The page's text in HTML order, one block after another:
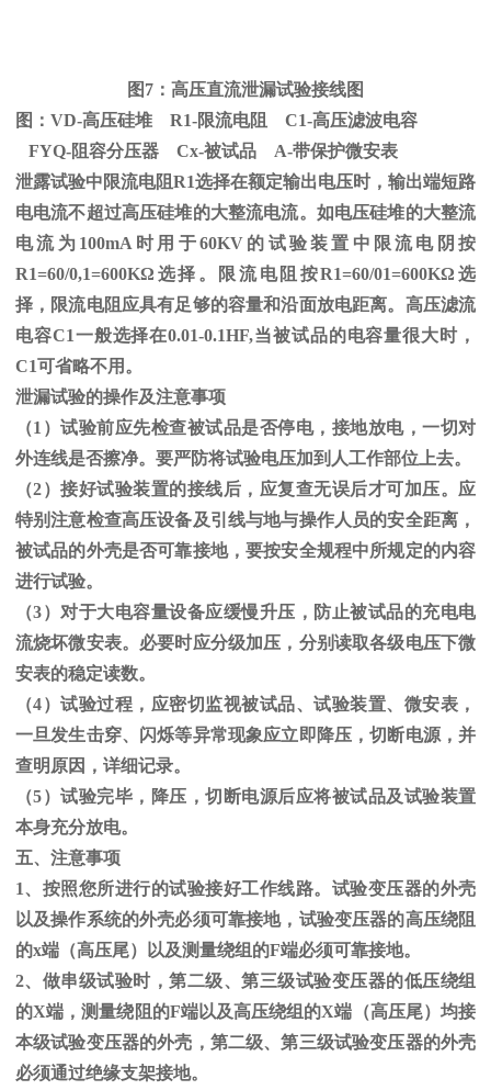
图 7 ：高压直流泄漏试验接线图
图： VD-高压硅堆 R1-限流电阻 C1-高压滤波电容
FYQ-阻容分压器 Cx-被试品 A-带保护微安表
泄露试验中限流电阻R1选择在额定输出电压时，输出端短路
电电流不超过高压硅堆的大整流电流。如电压硅堆的大整流
电流为 100mA 时用于60KV的试验装置中限流电阴按
R1=60/0,1=600KΩ 选择。限流电阻按R1=60/01=600KΩ选
择，限流电阻应具有足够的容量和沿面放电距离。高压滤流
电容C1一般选择在0.01-0.1HF,当被试品的电容量很大时，
C1可省略不用。
泄漏试验的操作及注意事项
（1）试验前应先检查被试品是否停电，接地放电，一切对
外连线是否擦净。要严防将试验电压加到人工作部位上去。
（2）接好试验装置的接线后，应复查无误后才可加压。应
特别注意检查高压设备及引线与地与操作人员的安全距离，
被试品的外壳是否可靠接地，要按安全规程中所规定的内容
进行试验。
（3）对于大电容量设备应缓慢升压，防止被试品的充电电
流烧坏微安表。必要时应分级加压，分别读取各级电压下微
安表的稳定读数。
（4）试验过程，应密切监视被试品、试验装置、微安表，
一旦发生击穿、闪烁等异常现象应立即降压，切断电源，并
查明原因，详细记录。
（5）试验完毕，降压，切断电源后应将被试品及试验装置
本身充分放电。
五、注意事项
1、按照您所进行的试验接好工作线路。试验变压器的外壳
以及操作系统的外壳必须可靠接地，试验变压器的高压绕阻
的x端（高压尾）以及测量绕组的F端必须可靠接地。
2、做串级试验时，第二级、第三级试验变压器的低压绕组
的X端，测量绕阻的F端以及高压绕组的X端（高压尾）均接
本级试验变压器的外壳，第二级、第三级试验变压器的外壳
必须通过绝缘支架接地。